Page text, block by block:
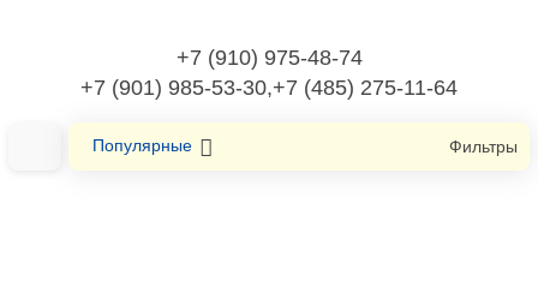
+7 (910) 975-48-74
+7 (901) 985-53-30,+7 (485) 275-11-64
Популярные Фильтры